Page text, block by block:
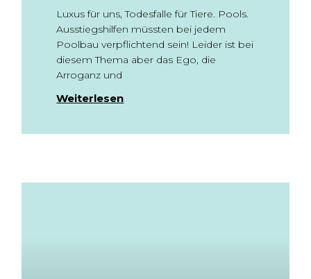
Luxus für uns, Todesfalle für Tiere. Pools.
Ausstiegshilfen müssten bei jedem
Poolbau verpflichtend sein! Leider ist bei
diesem Thema aber das Ego, die
Arroganz und
Weiterlesen